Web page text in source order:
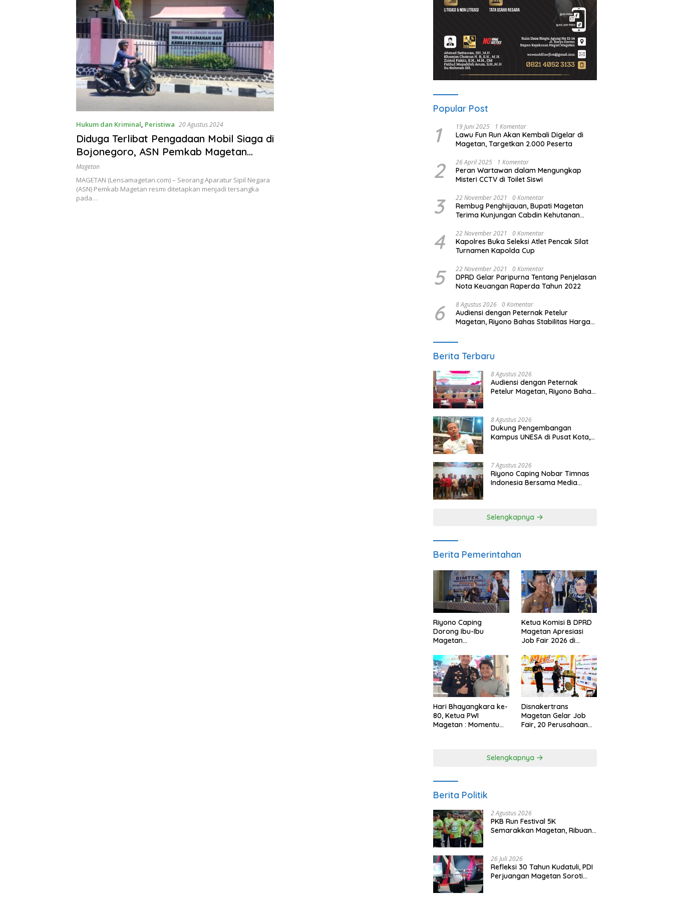
Hukum dan Kriminal, Peristiwa 20 Agustus 2024
Diduga Terlibat Pengadaan Mobil Siaga di
Bojonegoro, ASN Pemkab Magetan
Ditetapkan Tersangka
Magetan
MAGETAN (Lensamagetan.com) – Seorang Aparatur Sipil Negara
(ASN) Pemkab Magetan resmi ditetapkan menjadi tersangka
pada…
Popular Post
1 19 Juni 2025 1 Komentar
Lawu Fun Run Akan Kembali Digelar di
Magetan, Targetkan 2.000 Peserta
2 26 April 2025 1 Komentar
Peran Wartawan dalam Mengungkap
Misteri CCTV di Toilet Siswi
3 22 November 2021 0 Komentar
Rembug Penghijauan, Bupati Magetan
Terima Kunjungan Cabdin Kehutanan
4 22 November 2021 0 Komentar
Kapolres Buka Seleksi Atlet Pencak Silat
Turnamen Kapolda Cup
5 22 November 2021 0 Komentar
DPRD Gelar Paripurna Tentang Penjelasan
Nota Keuangan Raperda Tahun 2022
6 8 Agustus 2026 0 Komentar
Audiensi dengan Peternak Petelur
Magetan, Riyono Bahas Stabilitas Harga
Berita Terbaru
8 Agustus 2026
Audiensi dengan Peternak
Petelur Magetan, Riyono Bahas
8 Agustus 2026
Dukung Pengembangan
Kampus UNESA di Pusat Kota,
Magetan
7 Agustus 2026
Riyono Caping Nobar Timnas
Indonesia Bersama Media
Selengkapnya
Berita Pemerintahan
Riyono Caping
Dorong Ibu-Ibu
Magetan
Ikan, Perkuat Budaya
Gemar Makan Ikan
Ketua Komisi B DPRD
Magetan Apresiasi
Job Fair 2026 di
Anggaran
Hari Bhayangkara ke-
80, Ketua PWI
Magetan : Momentum
Disnakertrans
Magetan Gelar Job
Fair, 20 Perusahaan
Selengkapnya
Berita Politik
2 Agustus 2026
PKB Run Festival 5K
Semarakkan Magetan, Ribuan
26 Juli 2026
Refleksi 30 Tahun Kudatuli, PDI
Perjuangan Magetan Soroti